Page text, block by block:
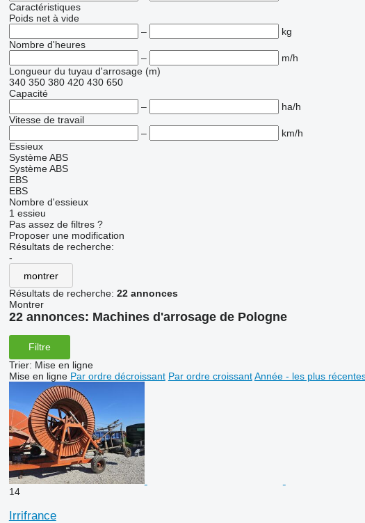
Caractéristiques
Poids net à vide
–
kg
Nombre d'heures
–
m/h
Longueur du tuyau d'arrosage (m)
340 350 380 420 430 650
Capacité
–
ha/h
Vitesse de travail
–
km/h
Essieux
Système ABS
Système ABS
EBS
EBS
Nombre d'essieux
1 essieu
Pas assez de filtres ?
Proposer une modification
Résultats de recherche:
-
montrer
Résultats de recherche: 22 annonces
Montrer
22 annonces: Machines d'arrosage de Pologne
Filtre
Trier: Mise en ligne
Mise en ligne Par ordre décroissant Par ordre croissant Année - les plus
14
Irrifrance